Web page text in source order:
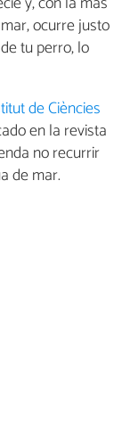
ocurre justo
tu perro, lo
de Ciències
en la revista
no recurrir
de mar.